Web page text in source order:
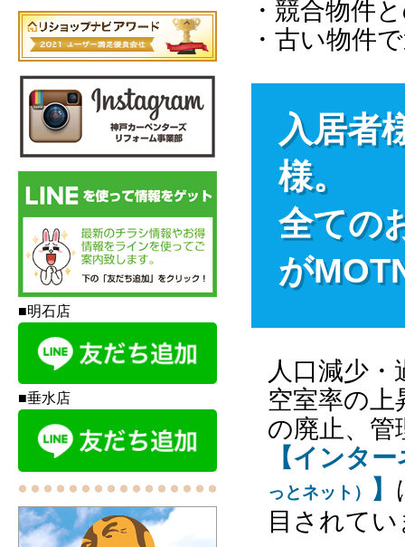
■明石店
■垂水店
・競合物件
・古い物件
入居者
様。
全ての
が
人口減少
空室率の
の廃止、管
【インタ
っとネット） 】
目されて